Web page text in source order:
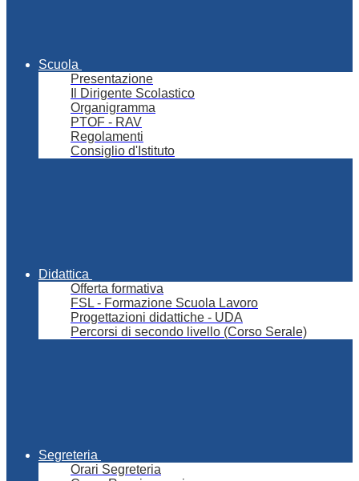
Scuola
Presentazione
Il Dirigente Scolastico
Organigramma
PTOF - RAV
Regolamenti
Consiglio d'Istituto
Didattica
Offerta formativa
FSL - Formazione Scuola Lavoro
Progettazioni didattiche - UDA
Percorsi di secondo livello (Corso Serale)
Segreteria
Orari Segreteria